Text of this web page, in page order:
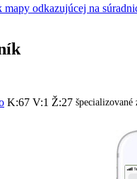
K:67 V:1 Ž:27 špecializované